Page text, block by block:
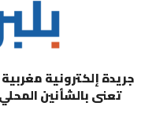
جريدة إلكترونية
تعنى بالشأنين